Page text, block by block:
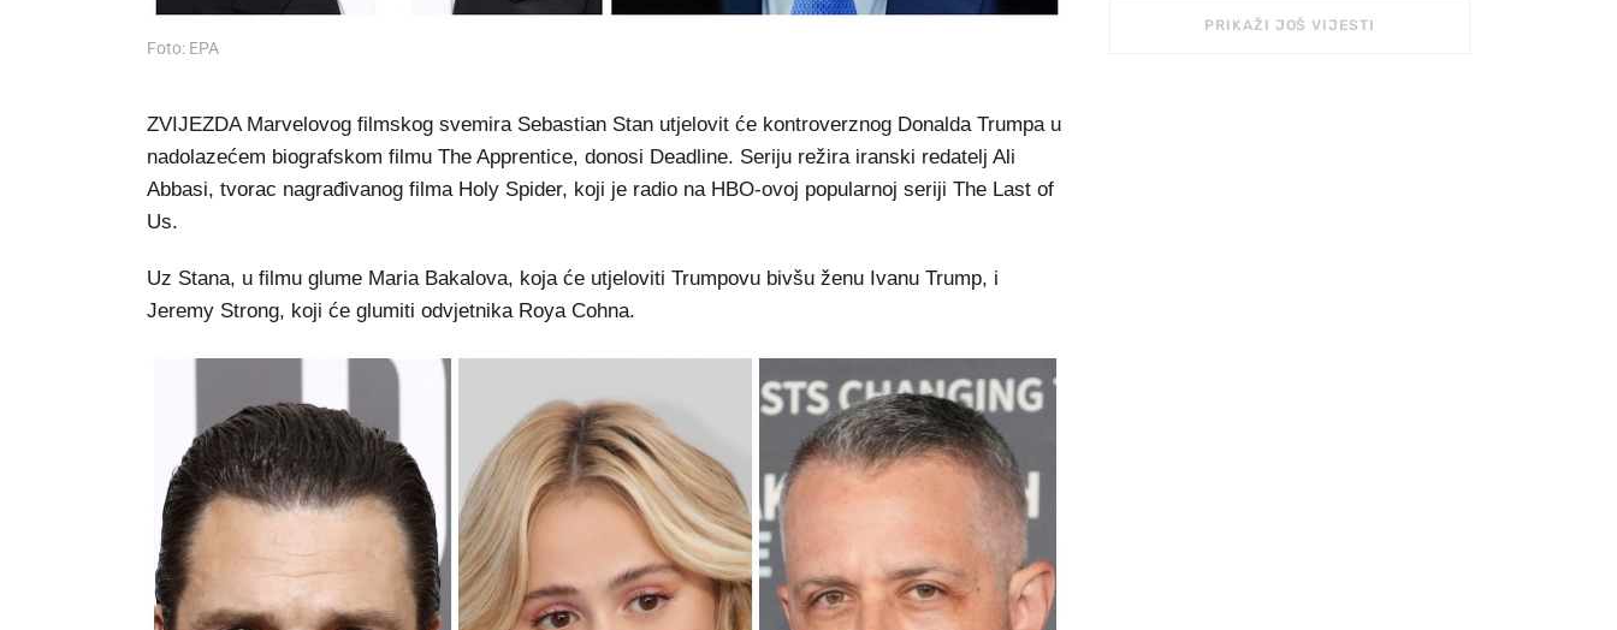
Foto: EPA
ZVIJEZDA Marvelovog filmskog svemira Sebastian Stan utjelovit će kontroverznog Donalda Trumpa u
nadolazećem biografskom filmu The Apprentice, donosi Deadline. Seriju režira iranski redatelj Ali
Abbasi, tvorac nagrađivanog filma Holy Spider, koji je radio na HBO-ovoj popularnoj seriji The Last of
Us.
Uz Stana, u filmu glume Maria Bakalova, koja će utjeloviti Trumpovu bivšu ženu Ivanu Trump, i
Jeremy Strong, koji će glumiti odvjetnika Roya Cohna.
PRIKAŽI JOŠ VIJESTI